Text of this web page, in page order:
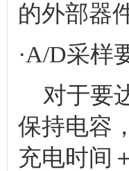
的外部器
·A/D采样
对于要
保持电容
充电时间